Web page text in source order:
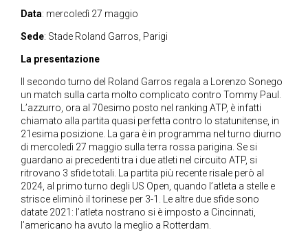
Data: mercoledì 27 maggio
Sede: Stade Roland Garros, Parigi
La presentazione
Il secondo turno del Roland Garros regala a Lorenzo Sonego
un match sulla carta molto complicato contro Tommy Paul.
L’azzurro, ora al 70esimo posto nel ranking ATP, è infatti
chiamato alla partita quasi perfetta contro lo statunitense, in
21esima posizione. La gara è in programma nel turno diurno
di mercoledì 27 maggio sulla terra rossa parigina. Se si
guardano ai precedenti tra i due atleti nel circuito ATP, si
ritrovano 3 sfide totali. La partita più recente risale però al
2024, al primo turno degli US Open, quando l’atleta a stelle e
strisce eliminò il torinese per 3-1. Le altre due sfide sono
datate 2021: l’atleta nostrano si è imposto a Cincinnati,
l’americano ha avuto la meglio a Rotterdam.